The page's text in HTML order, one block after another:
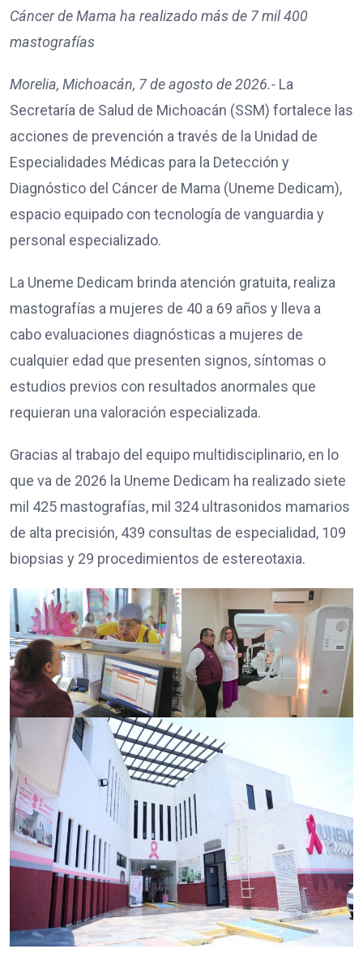
Cáncer de Mama ha realizado más de 7 mil 400
mastografías
Morelia, Michoacán, 7 de agosto de 2026.- La
Secretaría de Salud de Michoacán (SSM) fortalece las
acciones de prevención a través de la Unidad de
Especialidades Médicas para la Detección y
Diagnóstico del Cáncer de Mama (Uneme Dedicam),
espacio equipado con tecnología de vanguardia y
personal especializado.
La Uneme Dedicam brinda atención gratuita, realiza
mastografías a mujeres de 40 a 69 años y lleva a
cabo evaluaciones diagnósticas a mujeres de
cualquier edad que presenten signos, síntomas o
estudios previos con resultados anormales que
requieran una valoración especializada.
Gracias al trabajo del equipo multidisciplinario, en lo
que va de 2026 la Uneme Dedicam ha realizado siete
mil 425 mastografías, mil 324 ultrasonidos mamarios
de alta precisión, 439 consultas de especialidad, 109
biopsias y 29 procedimientos de estereotaxia.